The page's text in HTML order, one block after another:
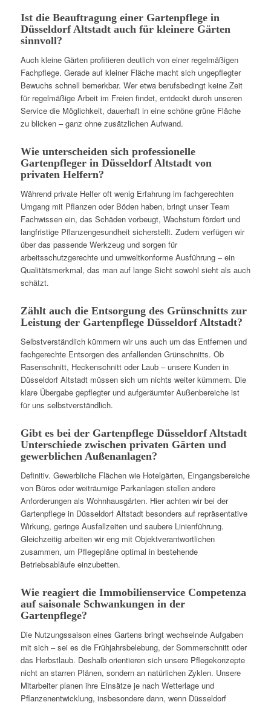
Ist die Beauftragung einer Gartenpflege in
Düsseldorf Altstadt auch für kleinere Gärten
sinnvoll?
Auch kleine Gärten profitieren deutlich von einer regelmäßigen
Fachpflege. Gerade auf kleiner Fläche macht sich ungepflegter
Bewuchs schnell bemerkbar. Wer etwa berufsbedingt keine Zeit
für regelmäßige Arbeit im Freien findet, entdeckt durch unseren
Service die Möglichkeit, dauerhaft in eine schöne grüne Fläche
zu blicken – ganz ohne zusätzlichen Aufwand.
Wie unterscheiden sich professionelle
Gartenpfleger in Düsseldorf Altstadt von
privaten Helfern?
Während private Helfer oft wenig Erfahrung im fachgerechten
Umgang mit Pflanzen oder Böden haben, bringt unser Team
Fachwissen ein, das Schäden vorbeugt, Wachstum fördert und
langfristige Pflanzengesundheit sicherstellt. Zudem verfügen wir
über das passende Werkzeug und sorgen für
arbeitsschutzgerechte und umweltkonforme Ausführung – ein
Qualitätsmerkmal, das man auf lange Sicht sowohl sieht als auch
schätzt.
Zählt auch die Entsorgung des Grünschnitts zur
Leistung der Gartenpflege Düsseldorf Altstadt?
Selbstverständlich kümmern wir uns auch um das Entfernen und
fachgerechte Entsorgen des anfallenden Grünschnitts. Ob
Rasenschnitt, Heckenschnitt oder Laub – unsere Kunden in
Düsseldorf Altstadt müssen sich um nichts weiter kümmern. Die
klare Übergabe gepflegter und aufgeräumter Außenbereiche ist
für uns selbstverständlich.
Gibt es bei der Gartenpflege Düsseldorf Altstadt
Unterschiede zwischen privaten Gärten und
gewerblichen Außenanlagen?
Definitiv. Gewerbliche Flächen wie Hotelgärten, Eingangsbereiche
von Büros oder weiträumige Parkanlagen stellen andere
Anforderungen als Wohnhausgärten. Hier achten wir bei der
Gartenpflege in Düsseldorf Altstadt besonders auf repräsentative
Wirkung, geringe Ausfallzeiten und saubere Linienführung.
Gleichzeitig arbeiten wir eng mit Objektverantwortlichen
zusammen, um Pflegepläne optimal in bestehende
Betriebsabläufe einzubetten.
Wie reagiert die Immobilienservice Competenza
auf saisonale Schwankungen in der
Gartenpflege?
Die Nutzungssaison eines Gartens bringt wechselnde Aufgaben
mit sich – sei es die Frühjahrsbelebung, der Sommerschnitt oder
das Herbstlaub. Deshalb orientieren sich unsere Pflegekonzepte
nicht an starren Plänen, sondern an natürlichen Zyklen. Unsere
Mitarbeiter planen ihre Einsätze je nach Wetterlage und
Pflanzenentwicklung, insbesondere dann, wenn Düsseldorf